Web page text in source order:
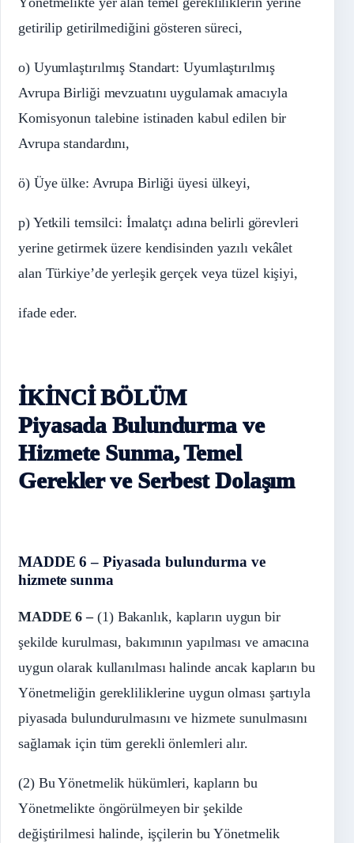
getirilip getirilmediğini gösteren süreci,
o) Uyumlaştırılmış Standart: Uyumlaştırılmış
Avrupa Birliği mevzuatını uygulamak amacıyla
Komisyonun talebine istinaden kabul edilen bir
Avrupa standardını,
ö) Üye ülke: Avrupa Birliği üyesi ülkeyi,
p) Yetkili temsilci: İmalatçı adına belirli görevleri
yerine getirmek üzere kendisinden yazılı vekâlet
alan Türkiye’de yerleşik gerçek veya tüzel kişiyi,
ifade eder.
İKİNCİ BÖLÜM
Piyasada Bulundurma ve
Hizmete Sunma, Temel
Gerekler ve Serbest Dolaşım
MADDE 6 – Piyasada bulundurma ve
hizmete sunma
MADDE 6 –(1) Bakanlık, kapların uygun bir
şekilde kurulması, bakımının yapılması ve amacına
uygun olarak kullanılması halinde ancak kapların bu
Yönetmeliğin gerekliliklerine uygun olması şartıyla
piyasada bulundurulmasını ve hizmete sunulmasını
sağlamak için tüm gerekli önlemleri alır.
(2) Bu Yönetmelik hükümleri, kapların bu
Yönetmelikte öngörülmeyen bir şekilde
değiştirilmesi halinde, işçilerin bu Yönetmelik